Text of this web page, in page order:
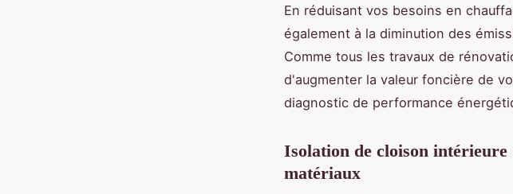
En réduisant vos besoins en
également à la diminution des
Comme tous les travaux de
d'augmenter la valeur foncière de
diagnostic de performance
Isolation de cloison intérieure
matériaux